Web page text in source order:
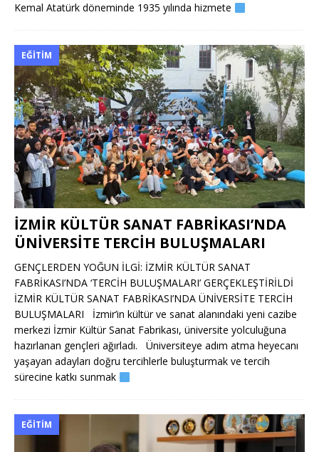
Kemal Atatürk döneminde 1935 yılında hizmete
EĞITIM
İZMİR KÜLTÜR SANAT FABRİKASI’NDA
ÜNİVERSİTE TERCİH BULUŞMALARI
GENÇLERDEN YOĞUN İLGİ: İZMİR KÜLTÜR SANAT
FABRİKASI’NDA ‘TERCİH BULUŞMALARI’ GERÇEKLEŞTİRİLDİ
İZMİR KÜLTÜR SANAT FABRİKASI’NDA ÜNİVERSİTE TERCİH
BULUŞMALARI İzmir’in kültür ve sanat alanındaki yeni cazibe
merkezi İzmir Kültür Sanat Fabrikası, üniversite yolculuğuna
hazırlanan gençleri ağırladı. Üniversiteye adım atma heyecanı
yaşayan adayları doğru tercihlerle buluşturmak ve tercih
sürecine katkı sunmak
EĞITIM